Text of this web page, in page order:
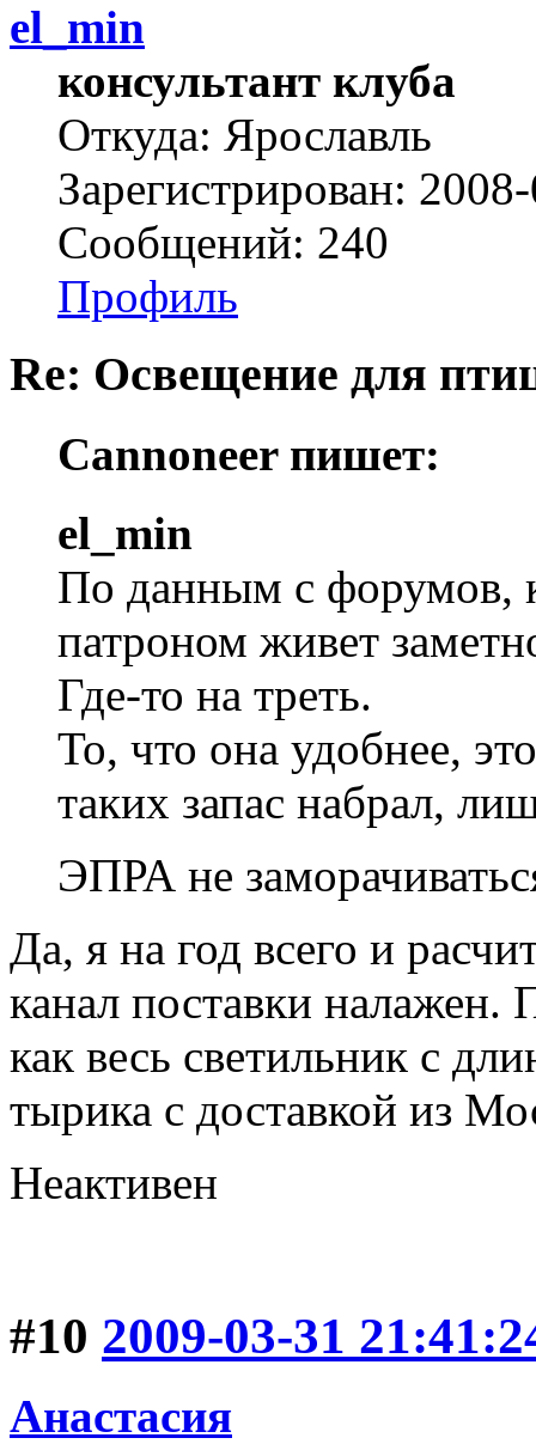
el_min
консультант клуба
Откуда: Ярославль
Зарегистрирован:
Сообщений: 240
Профиль
Re: Освещение для
Cannoneer пишет:
el_min
По данным с форумов,
патроном живет
Где-то на треть.
То, что она удобнее,
таких запас набрал,
ЭПРА не
Да, я на год всего и
канал поставки налажен.
как весь светильник с
тырика с доставкой из
Неактивен
#10 2009-03-31
Анастасия